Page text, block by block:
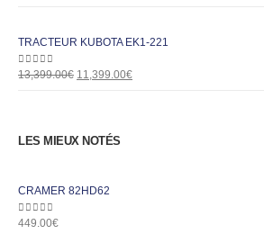
TRACTEUR KUBOTA EK1-221
0out of 5
13,399.00€ 11,399.00€
LES MIEUX NOTÉS
CRAMER 82HD62
0out of 5
449.00€